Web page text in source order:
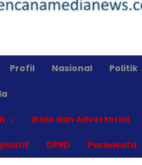
Profil Nasional Politik
Iklan dan Advertorial
DPRD Pariwisata